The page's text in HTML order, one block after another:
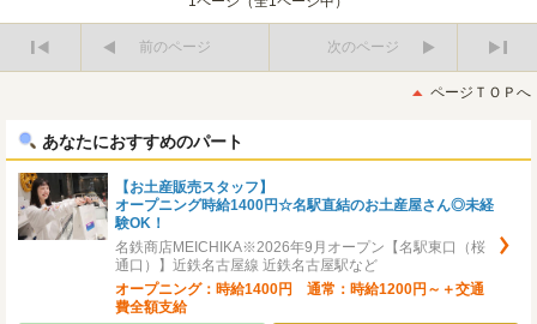
前のページ
次のページ
後
ページＴＯＰへ
あなたにおすすめのパート
【お土産販売スタッフ】
オープニング時給1400円☆名駅直結のお土産屋さん◎未経
験OK！
名鉄商店MEICHIKA※2026年9月オープン【名駅東口（桜
通口）】近鉄名古屋線 近鉄名古屋駅など
オープニング：時給1400円 通常：時給1200円～＋交通
費全額支給